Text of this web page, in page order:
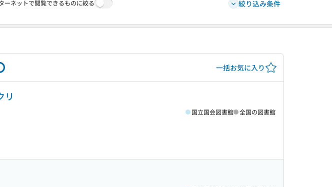
ーネットで閲覧できるものに絞る 絞り込み条件
一括お気に入り
リ
国立国会図書館 全国の図書館